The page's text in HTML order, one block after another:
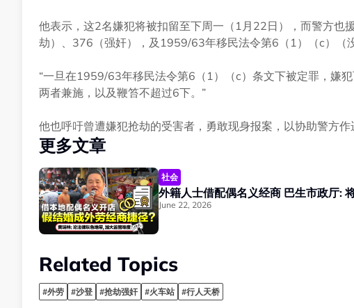
他表示，这2名嫌犯将被扣留至下周一（1月22日），而警方也
劫）、376（强奸），及1959/63年移民法令第6（1）（c）（
“一旦在1959/63年移民法令第6（1）（c）条文下被定罪，嫌
两者兼施，以及鞭笞不超过6下。”
他也呼吁曾遭嫌犯抢劫的受害者，勇敢现身报案，以协助警方作
更多文章
社会
外籍人士借配偶名义经商 巴生市政厅:
June 22, 2026
Related Topics
#外劳 #沙登 #抢劫强奸 #火车站 #行人天桥